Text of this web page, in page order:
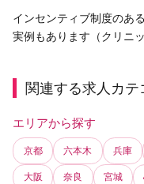
インセンティブ制度のあ
実例もあります（クリニ
関連する求人カテ
エリアから探す
京都 六本木 兵庫
大阪 奈良 宮城